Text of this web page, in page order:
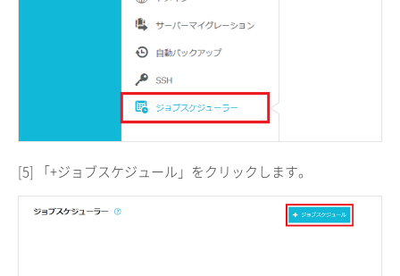
[5] 「+ジョブスケジュール」をクリックします。